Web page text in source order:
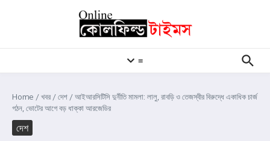
≡
Home /খবর /দেশ /আইআরসিটিসি দুর্নীতি মামলা: লালু, রাবড়ি ও তেজস্বীর বিরুদ্ধে একাধিক চার্জ
গঠন, ভোটের আগে বড় ধাক্কা আরজেডির
দেশ